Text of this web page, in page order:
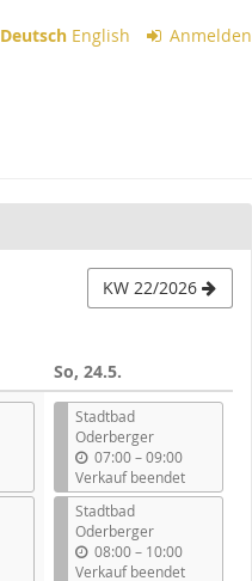
Deutsch English Anmelden
KW 22/2026
So, 24.5.
Stadtbad
Oderberger
07:00 –b
i
s
09:00
Verkauf beendet
Stadtbad
Oderberger
08:00 –b
i
10:00
Verkauf beendet